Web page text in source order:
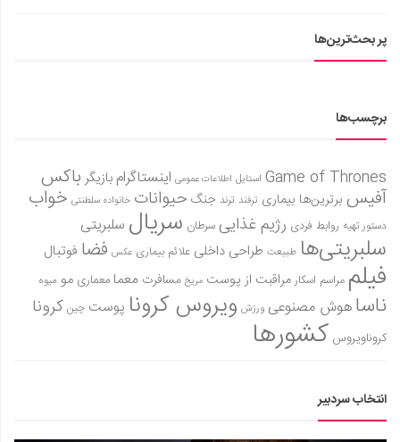
پر بحث‌ترین‌ها
برچسب‌ها
Game of Thrones استایل اطلاعات عمومی اینستاگرام بازیگر باکس
آفیس برترین‌ها بیماری ترفند ترند جنگ حیوانات خانواده سلطنتی خواب
دستور تهیه روابط فردی رژیم غذاییسرطان سریال سلبریتی
سلبریتی‌ها طبیعت طراحی داخلی علائم بیماری عکس فضا فوتبال
فیلم مراسم اسکارمراقبت از پوست مریخ مسافرت معمامعماری مو میوه
ناساهوش مصنوعی ورزش ویروس کرونا پوست چین کرونا
کروناویروس کشورها
انتخاب سردبیر